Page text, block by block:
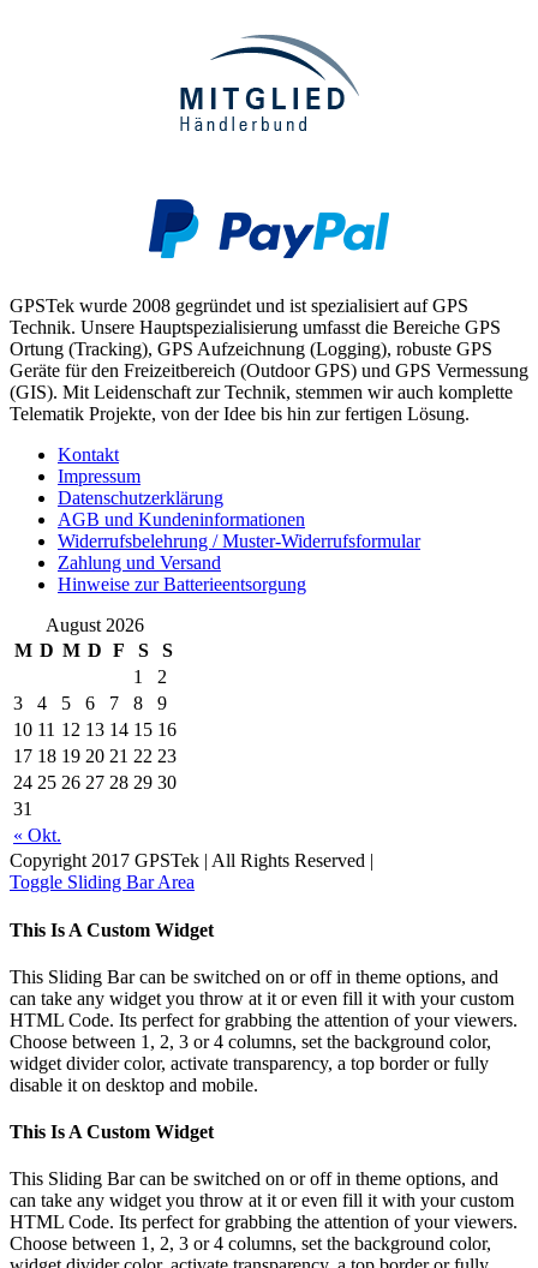
GPSTek wurde 2008 gegründet und ist spezialisiert auf GPS
Technik. Unsere Hauptspezialisierung umfasst die Bereiche GPS
Ortung (Tracking), GPS Aufzeichnung (Logging), robuste GPS
Geräte für den Freizeitbereich (Outdoor GPS) und GPS Vermessung
(GIS). Mit Leidenschaft zur Technik, stemmen wir auch komplette
Telematik Projekte, von der Idee bis hin zur fertigen Lösung.
Kontakt
Impressum
Datenschutzerklärung
AGB und Kundeninformationen
Widerrufsbelehrung / Muster-Widerrufsformular
Zahlung und Versand
Hinweise zur Batterieentsorgung
August 2026
M D M D F S S
« Okt.
1
2
3
4 5 6 7 8
9
10 11 12 13 14 15 16
17 18 19 20 21 22 23
24 25 26 27 28 29 30
31
Copyright 2017 GPSTek | All Rights Reserved |
Toggle Sliding Bar Area
This Is A Custom Widget
This Sliding Bar can be switched on or off in theme options, and
can take any widget you throw at it or even fill it with your custom
HTML Code. Its perfect for grabbing the attention of your viewers.
Choose between 1, 2, 3 or 4 columns, set the background color,
widget divider color, activate transparency, a top border or fully
disable it on desktop and mobile.
This Is A Custom Widget
This Sliding Bar can be switched on or off in theme options, and
can take any widget you throw at it or even fill it with your custom
HTML Code. Its perfect for grabbing the attention of your viewers.
Choose between 1, 2, 3 or 4 columns, set the background color,